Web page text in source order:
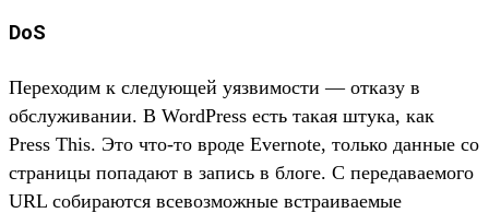
DoS
Переходим к следующей уязвимости — отказу в
обслуживании. В WordPress есть такая штука, как
Press This. Это что-то вроде Evernote, только данные со
страницы попадают в запись в блоге. С передаваемого
URL собираются всевозможные встраиваемые